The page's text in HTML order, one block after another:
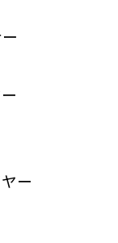
ー